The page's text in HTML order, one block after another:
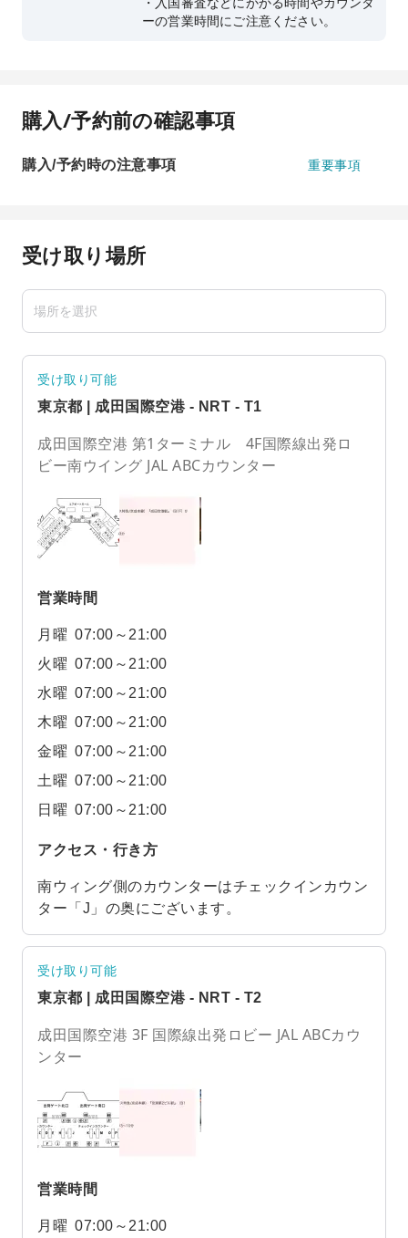
ーの営業時間にご注意ください。
購入/予約前の確認事項
購入/予約時の注意事項 重要事項
受け取り場所
受け取り可能
東京都 | 成田国際空港 - NRT - T1
成田国際空港 第1ターミナル 4F国際線出発ロ
ビー南ウイング JAL ABCカウンター
営業時間
月曜 07:00～21:00
火曜 07:00～21:00
水曜 07:00～21:00
木曜 07:00～21:00
金曜 07:00～21:00
土曜 07:00～21:00
日曜 07:00～21:00
アクセス・行き方
南ウィング側のカウンターはチェックインカウン
ター「J」の奥にございます。
受け取り可能
東京都 | 成田国際空港 - NRT - T2
成田国際空港 3F 国際線出発ロビー JAL ABCカウ
ンター
営業時間
月曜 07:00～21:00